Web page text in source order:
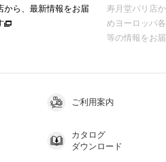
から、最新情報をお届
寿月堂パリ店
めヨーロッパ
等の情報をお
ご利用案内
カタログ
ダウンロード